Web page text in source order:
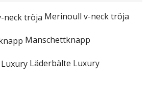
Merinoull v-neck tröja
Manschettknapp
Läderbälte Luxury